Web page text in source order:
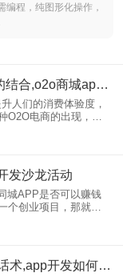
编程，纯图形化操作，
如何操作app实现o2o的结合,o2o商城app软件开发
人们的消费体验度，
O2O电商的出现，让
轻松购物。与一些综
电商App开发在运营的
发沙龙活动
城APP是否可以赚钱
个创业项目，那就是
软件，用户可以在这
看本地新闻，网上购
如何有效的地推app的话术,app开发如何推广